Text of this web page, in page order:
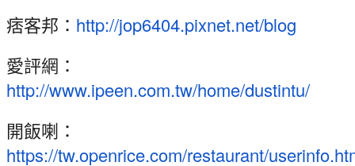
痞客邦： http://jop6404.pixnet.net/blog
愛評網：
http://www.ipeen.com.tw/home/dustintu/
開飯喇：
https://tw.openrice.com/restaurant/